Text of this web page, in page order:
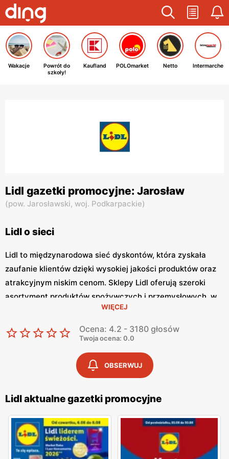
Wakacje
Powrót do
szkoły!
Kaufland POLOmarket Netto Intermarche
Lidl gazetki promocyjne: Jarosław
(pow. Jarosławski, woj. Podkarpackie)
Lidl o sieci
Lidl to międzynarodowa sieć dyskontów, która zyskała
zaufanie klientów dzięki wysokiej jakości produktów oraz
atrakcyjnym niskim cenom. Sklepy Lidl oferują szeroki
asortyment produktów spożywczych i przemysłowych, w
tym świeże owoce i warzywa, pieczywo, nabiał, mięso oraz
artykuły codziennego użytku. Klienci cenią sobie bogaty
wybór oraz częste promocje, które umożliwiają
oszczędności na zakupach. Jednym z kluczowych
elementów strategii marketingowej Lidl jest
, która ukazuje się regularnie.
promocyjna Lidl
prezentuje najnowsze promocje,
specjalne oferty oraz sezonowe wyprzedaże, dzięki czemu
klienci mogą planować swoje zakupy i korzystać z
wyjątkowych okazji cenowych.
Aktualna gazetka Lidl
dostępna jest zarówno w formie papierowej w sklepach,
WIĘCEJ
Ocena: 4.2 - 3180 głosów
Twoja ocena: 0.0
OBSERWUJ
Lidl aktualne gazetki promocyjne